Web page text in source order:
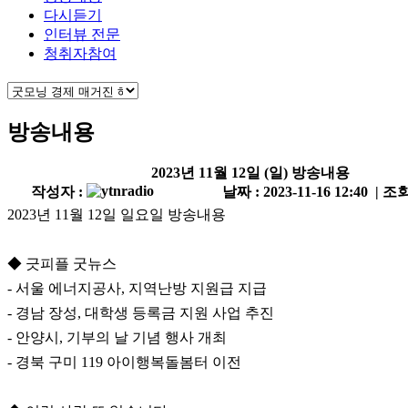
다시듣기
인터뷰 전문
청취자참여
방송내용
2023년 11월 12일 (일) 방송내용
작성자 :
날짜 : 2023-11-16 12:40 | 조
2023년 11월 12일 일요일 방송내용
◆ 긋피플 굿뉴스
- 서울 에너지공사, 지역난방 지원급 지급
- 경남 장성, 대학생 등록금 지원 사업 추진
- 안양시, 기부의 날 기념 행사 개최
- 경북 구미 119 아이행복돌봄터 이전